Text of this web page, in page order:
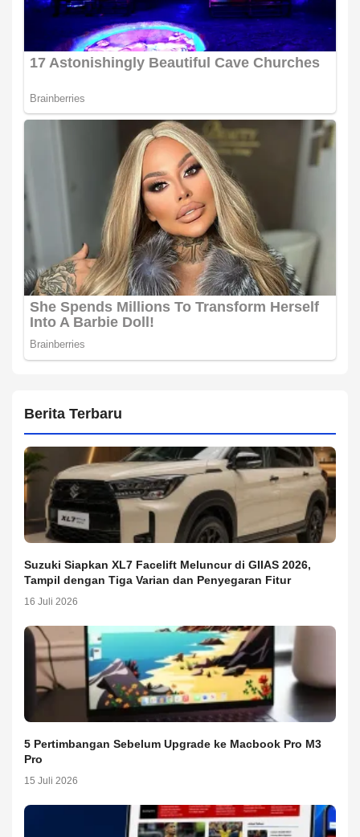
Berita Terbaru
Suzuki Siapkan XL7 Facelift Meluncur di GIIAS 2026,
Tampil dengan Tiga Varian dan Penyegaran Fitur
16 Juli 2026
5 Pertimbangan Sebelum Upgrade ke Macbook Pro M3
Pro
15 Juli 2026